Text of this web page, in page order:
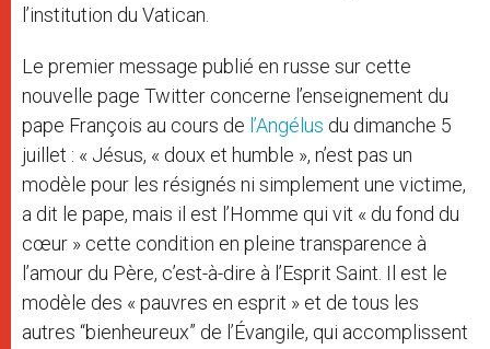
l’institution du Vatican.
Le premier message publié en russe sur cette
nouvelle page Twitter concerne l’enseignement du
pape François au cours de l’Angélus du dimanche 5
juillet : « Jésus, « doux et humble », n’est pas un
modèle pour les résignés ni simplement une victime,
a dit le pape, mais il est l’Homme qui vit « du fond du
cœur » cette condition en pleine transparence à
l’amour du Père, c’est-à-dire à l’Esprit Saint. Il est le
modèle des « pauvres en esprit » et de tous les
autres “bienheureux” de l’Évangile, qui accomplissent